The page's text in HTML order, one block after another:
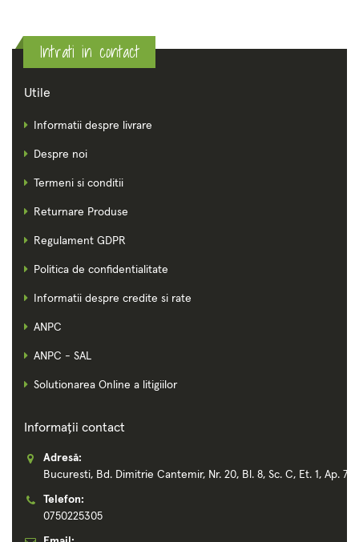
Intrati in contact
Utile
Informatii despre livrare
Despre noi
Termeni si conditii
Returnare Produse
Regulament GDPR
Politica de confidentialitate
Informatii despre credite si rate
ANPC
ANPC - SAL
Solutionarea Online a litigiilor
Informații contact
Adresă:
Bucuresti, Bd. Dimitrie Cantemir, Nr. 20, Bl. 8, Sc. C, Et. 1, Ap.
Telefon:
0750225305